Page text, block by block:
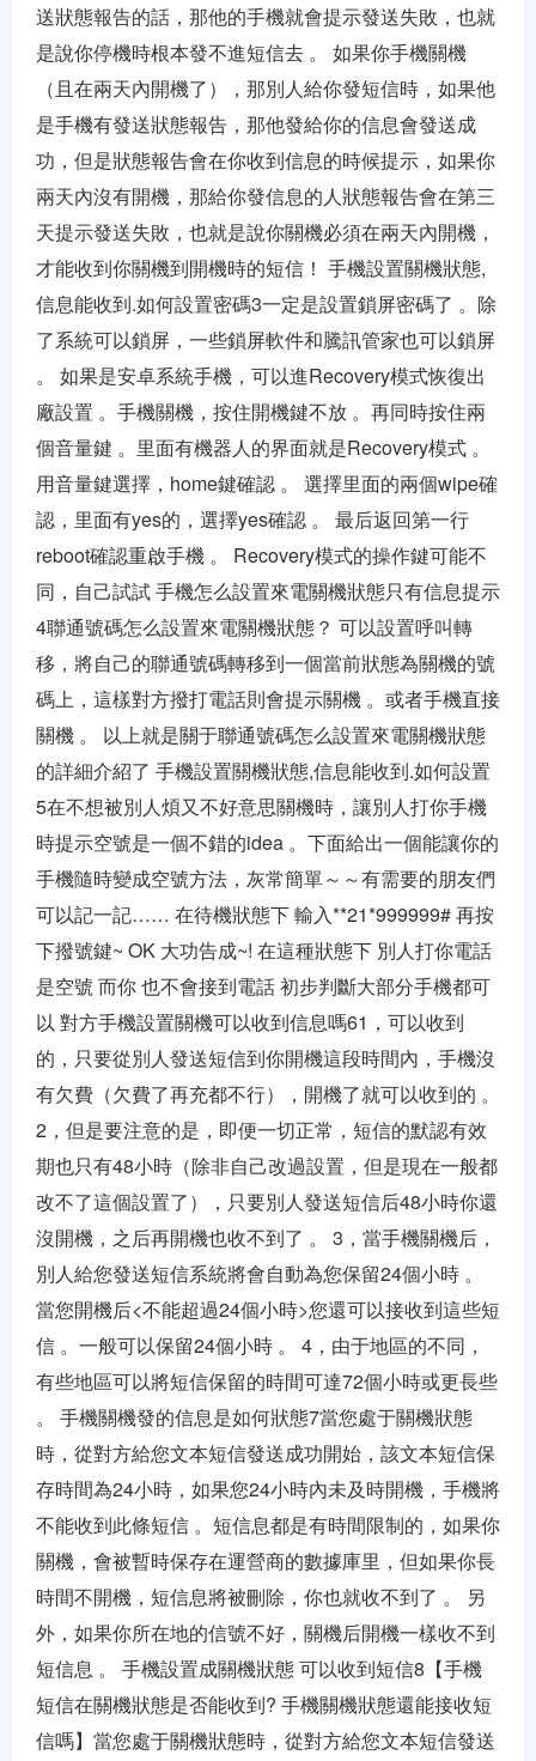
送狀態報告的話，那他的手機就會提示發送失敗，也就
是說你停機時根本發不進短信去 。 如果你手機關機
（且在兩天內開機了），那別人給你發短信時，如果他
是手機有發送狀態報告，那他發給你的信息會發送成
功，但是狀態報告會在你收到信息的時候提示，如果你
兩天內沒有開機，那給你發信息的人狀態報告會在第三
天提示發送失敗，也就是說你關機必須在兩天內開機，
才能收到你關機到開機時的短信！ 手機設置關機狀態,
信息能收到.如何設置密碼3一定是設置鎖屏密碼了 。除
了系統可以鎖屏，一些鎖屏軟件和騰訊管家也可以鎖屏
。 如果是安卓系統手機，可以進Recovery模式恢復出
廠設置 。手機關機，按住開機鍵不放 。再同時按住兩
個音量鍵 。里面有機器人的界面就是Recovery模式 。
用音量鍵選擇，home鍵確認 。 選擇里面的兩個wipe確
認，里面有yes的，選擇yes確認 。 最后返回第一行
reboot確認重啟手機 。 Recovery模式的操作鍵可能不
同，自己試試 手機怎么設置來電關機狀態只有信息提示
4聯通號碼怎么設置來電關機狀態？ 可以設置呼叫轉
移，將自己的聯通號碼轉移到一個當前狀態為關機的號
碼上，這樣對方撥打電話則會提示關機 。或者手機直接
關機 。 以上就是關于聯通號碼怎么設置來電關機狀態
的詳細介紹了 手機設置關機狀態,信息能收到.如何設置
5在不想被別人煩又不好意思關機時，讓別人打你手機
時提示空號是一個不錯的idea 。下面給出一個能讓你的
手機隨時變成空號方法，灰常簡單～～有需要的朋友們
可以記一記…… 在待機狀態下 輸入**21*999999# 再按
下撥號鍵~ OK 大功告成~! 在這種狀態下 別人打你電話
是空號 而你 也不會接到電話 初步判斷大部分手機都可
以 對方手機設置關機可以收到信息嗎61，可以收到
的，只要從別人發送短信到你開機這段時間內，手機沒
有欠費（欠費了再充都不行），開機了就可以收到的 。
2，但是要注意的是，即便一切正常，短信的默認有效
期也只有48小時（除非自己改過設置，但是現在一般都
改不了這個設置了），只要別人發送短信后48小時你還
沒開機，之后再開機也收不到了 。 3，當手機關機后，
別人給您發送短信系統將會自動為您保留24個小時 。
當您開機后<不能超過24個小時>您還可以接收到這些短
信 。一般可以保留24個小時 。 4，由于地區的不同，
有些地區可以將短信保留的時間可達72個小時或更長些
。 手機關機發的信息是如何狀態7當您處于關機狀態
時，從對方給您文本短信發送成功開始，該文本短信保
存時間為24小時，如果您24小時內未及時開機，手機將
不能收到此條短信 。短信息都是有時間限制的，如果你
關機，會被暫時保存在運營商的數據庫里，但如果你長
時間不開機，短信息將被刪除，你也就收不到了 。 另
外，如果你所在地的信號不好，關機后開機一樣收不到
短信息 。 手機設置成關機狀態 可以收到短信8【手機
短信在關機狀態是否能收到? 手機關機狀態還能接收短
信嗎】當您處于關機狀態時，從對方給您文本短信發送